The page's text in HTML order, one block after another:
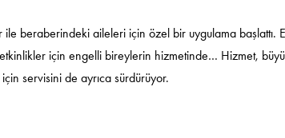
beraberindeki aileleri için özel bir uygulama başlattı.
için engelli bireylerin hizmetinde… Hizmet,
servisini de ayrıca sürdürüyor.